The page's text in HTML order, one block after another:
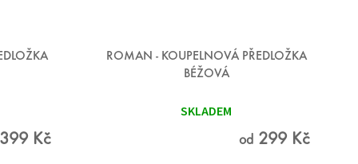
399 Kč
ROMAN - KOUPELNOVÁ PŘEDLOŽKA
BÉŽOVÁ
SKLADEM
od 299 Kč